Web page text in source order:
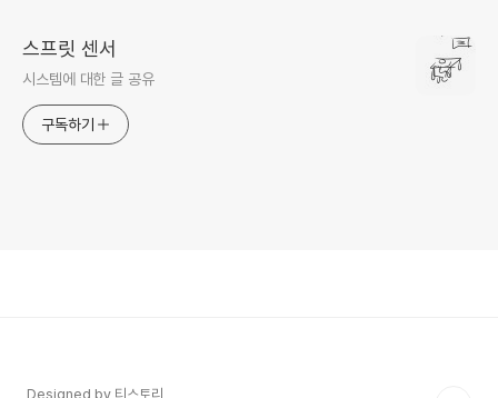
스프릿 센서
시스템에 대한 글 공유
구독하기
Designed by 티스토리